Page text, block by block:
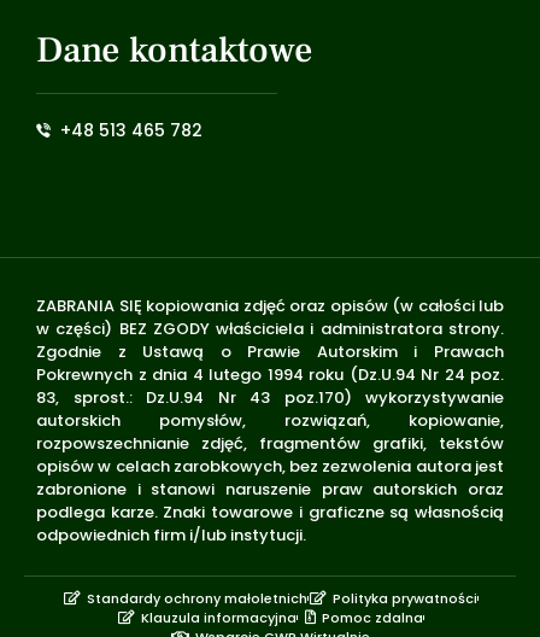
Dane kontaktowe
+48 513 465 782
ZABRANIA SIĘ kopiowania zdjęć oraz opisów (w całości lub
w części) BEZ ZGODY właściciela i administratora strony.
Zgodnie z Ustawą o Prawie Autorskim i Prawach
Pokrewnych z dnia 4 lutego 1994 roku (Dz.U.94 Nr 24 poz.
83, sprost.: Dz.U.94 Nr 43 poz.170) wykorzystywanie
autorskich pomysłów, rozwiązań, kopiowanie,
rozpowszechnianie zdjęć, fragmentów grafiki, tekstów
opisów w celach zarobkowych, bez zezwolenia autora jest
zabronione i stanowi naruszenie praw autorskich oraz
podlega karze. Znaki towarowe i graficzne są własnością
odpowiednich firm i/lub instytucji.
Standardy ochrony małoletnich
Polityka prywatności
Klauzula informacyjna
Pomoc zdalna